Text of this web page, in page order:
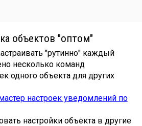
объектов "оптом"
"рутинно" каждый
несколько команд
одного объекта для других
настроек уведомлений по
настройки объекта в другие